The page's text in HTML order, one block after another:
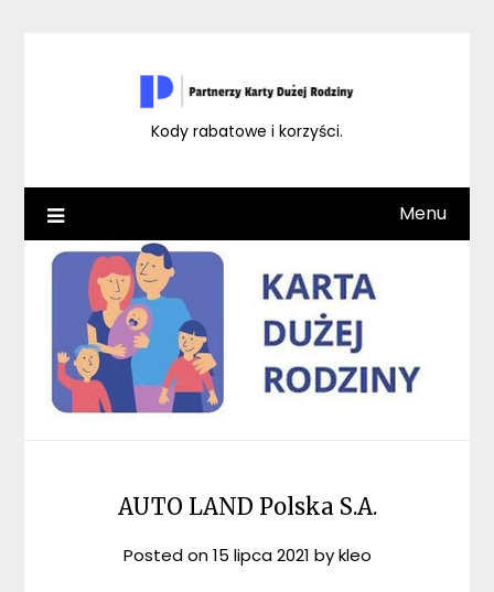
Kody rabatowe i korzyści.
Menu
AUTO LAND Polska S.A.
Posted on15 lipca 2021 bykleo